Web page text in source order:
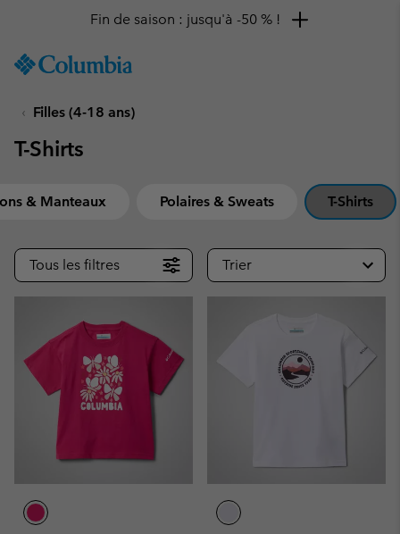
TO
SKIP
MAIN
SKIP
Remise de 10 % à saisir
Filles (4-18 ans)
T-Shirts
& Manteaux Polaires & Sweats T-Shirts
Tous les filtres Trier